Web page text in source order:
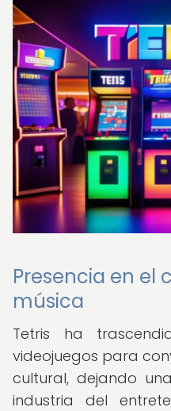
Presencia en el
música
Tetris ha
videojuegos para
cultural, dejando
industria del